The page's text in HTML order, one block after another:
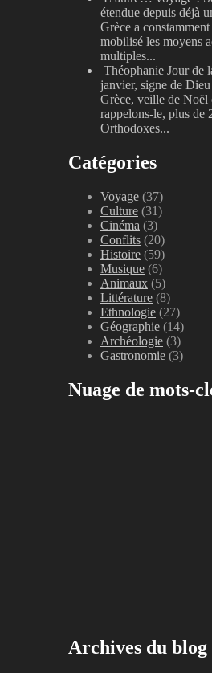
étendue depuis déjà
Grèce a
mobilisé les moyens
multiples...
Théophanie Jour de
janvier, signe de
Grèce, veille de Noël
rappelons-le, plus de
Orthodoxes...
Catégories
Voyage (37)
Culture (31)
Cinéma (3)
Conflits (20)
Histoire (59)
Musique (6)
Animaux (5)
Littérature (8)
Ethnologie (27)
Géographie (14)
Archéologie (3)
Gastronomie (3)
Nuage de mots-
Archives du blog